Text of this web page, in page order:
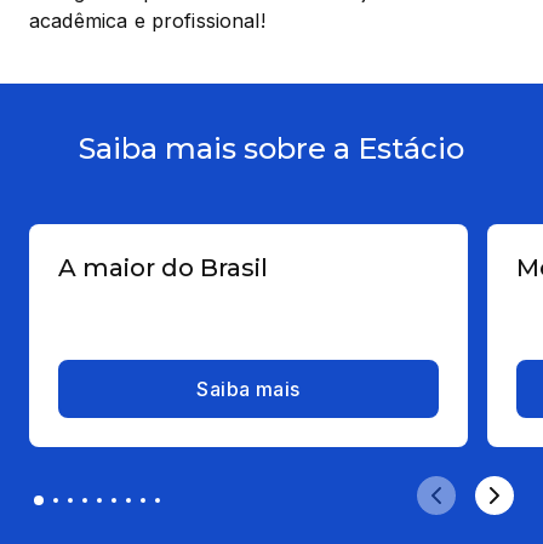
acadêmica e profissional!
Saiba mais sobre a Estácio
A maior do Brasil
Saiba mais